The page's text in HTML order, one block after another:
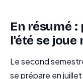
En résumé
l'été se joue
Le second
se prépare en